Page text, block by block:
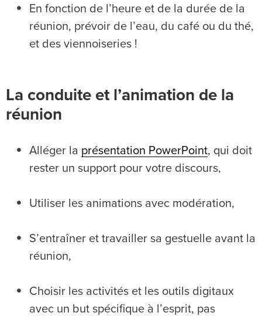
En fonction de l’heure et de la durée de la
réunion, prévoir de l’eau, du café ou du thé,
et des viennoiseries !
La conduite et l’animation de la
réunion
Alléger la présentation PowerPoint, qui doit
rester un support pour votre discours,
Utiliser les animations avec modération,
S’entraîner et travailler sa gestuelle avant la
réunion,
Choisir les activités et les outils digitaux
avec un but spécifique à l’esprit, pas